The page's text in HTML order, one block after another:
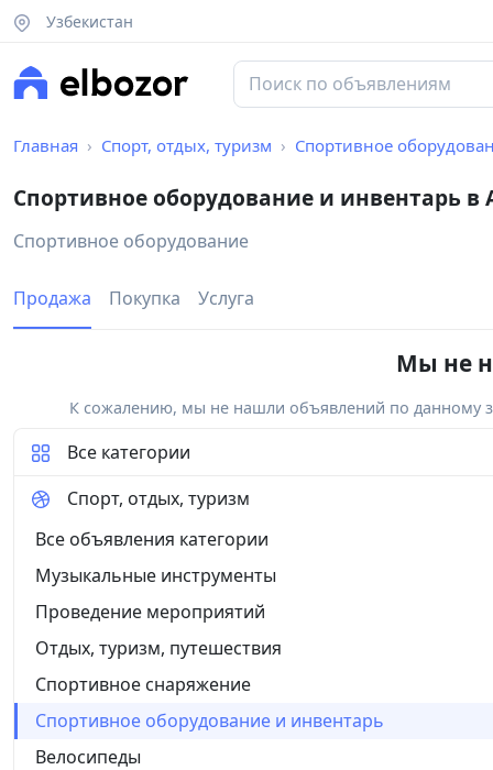
Узбекистан
Главная Спорт, отдых, туризм Спортивное
Спортивное оборудование и инвентарь
Спортивное оборудование
Продажа Покупка Услуга
Мы не
К сожалению, мы не нашли объявлений по данному
Все категории
Спорт, отдых, туризм
Все объявления категории
Музыкальные инструменты
Проведение мероприятий
Отдых, туризм, путешествия
Спортивное снаряжение
Спортивное оборудование и инвентарь
Велосипеды